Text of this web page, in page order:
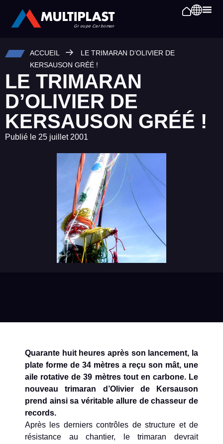
ACCUEIL
LE TRIMARAN D’OLIVIER DE
KERSAUSON GRÉÉ !
LE TRIMARAN
D’OLIVIER DE
KERSAUSON GRÉÉ !
Publié le 25 juillet 2001
Quarante huit heures après son lancement, la
plate forme de 34 mètres a reçu son mât, une
aile rotative de 39 mètres tout en carbone. Le
nouveau trimaran d’Olivier de Kersauson
prend ainsi sa véritable allure de chasseur de
records.
Après les derniers contrôles de structure et de
résistance au chantier, le trimaran devrait